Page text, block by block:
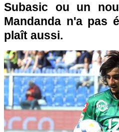
Subasic ou un
Mandanda n'a pas
plaît aussi.